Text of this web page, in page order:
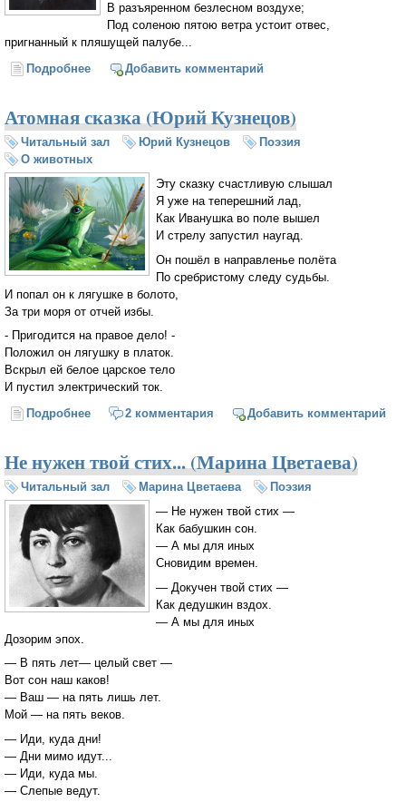
В разъяренном безлесном воздухе;
Под соленою пятою ветра устоит отвес,
пригнанный к пляшущей палубе...
Подробнее о Нашедший подкову (Осип Мандельштам)
Добавить комментарий
Атомная сказка (Юрий Кузнецов)
Читальный зал Юрий Кузнецов
Поэзия
О животных
Эту сказку счастливую слышал
Я уже на теперешний лад,
Как Иванушка во поле вышел
И стрелу запустил наугад.
Он пошёл в направленье полёта
По сребристому следу судьбы.
И попал он к лягушке в болото,
За три моря от отчей избы.
- Пригодится на правое дело! -
Положил он лягушку в платок.
Вскрыл ей белое царское тело
И пустил электрический ток.
Подробнее о Атомная сказка (Юрий Кузнецов)
2 комментария Добавить комментарий
Не нужен твой стих... (Марина Цветаева)
Читальный зал Марина Цветаева
Поэзия
— Не нужен твой стих —
Как бабушкин сон.
— А мы для иных
Сновидим времен.
— Докучен твой стих —
Как дедушкин вздох.
— А мы для иных
Дозорим эпох.
— В пять лет— целый свет —
Вот сон наш каков!
— Ваш — на пять лишь лет.
Мой — на пять веков.
— Иди, куда дни!
— Дни мимо идут...
— Иди, куда мы.
— Слепые ведут.